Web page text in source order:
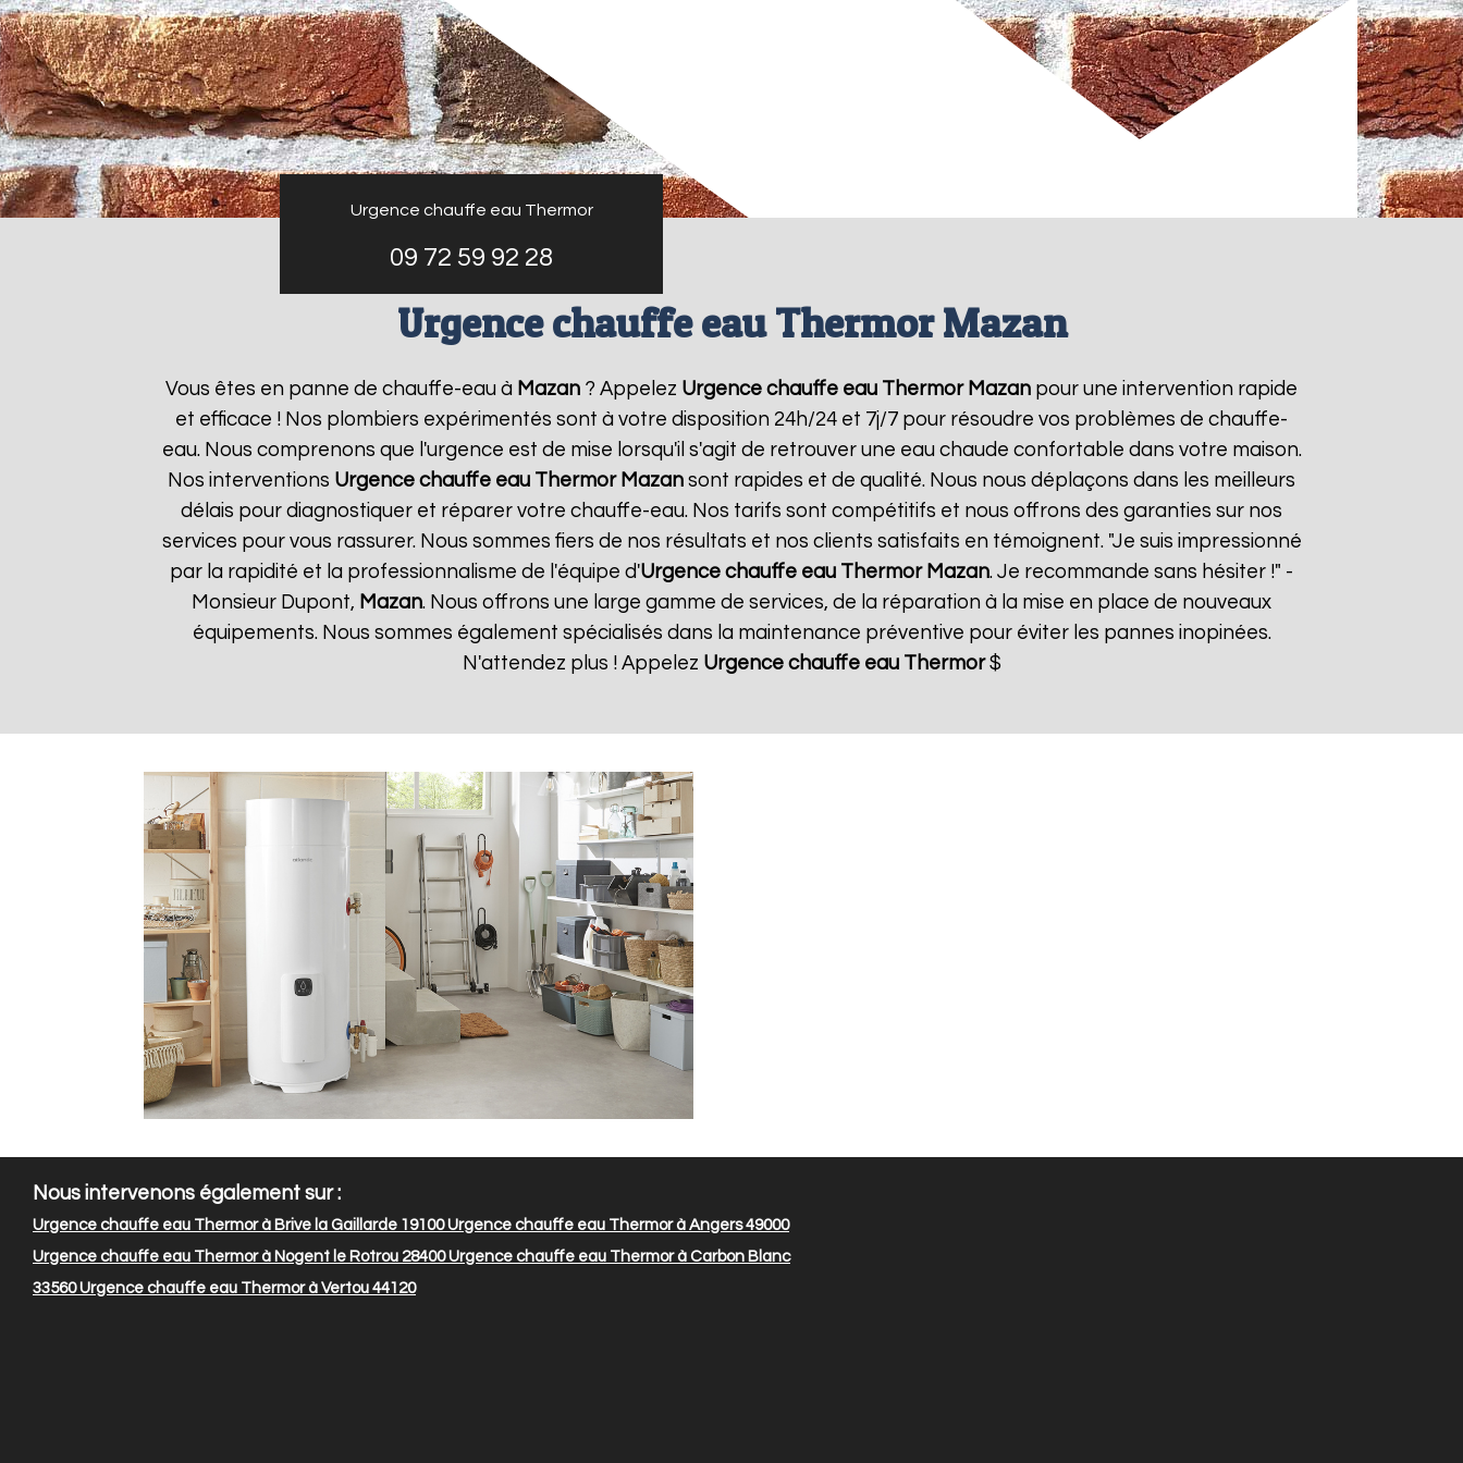
Urgence chauffe eau Thermor
09 72 59 92 28
Urgence chauffe eau Thermor Mazan
Vous êtes en panne de chauffe-eau à Mazan ? Appelez Urgence chauffe eau Thermor Mazan pour une intervention rapide
et efficace ! Nos plombiers expérimentés sont à votre disposition 24h/24 et 7j/7 pour résoudre vos problèmes de chauffe-
eau. Nous comprenons que l'urgence est de mise lorsqu'il s'agit de retrouver une eau chaude confortable dans votre maison.
Nos interventions Urgence chauffe eau Thermor Mazan sont rapides et de qualité. Nous nous déplaçons dans les meilleurs
délais pour diagnostiquer et réparer votre chauffe-eau. Nos tarifs sont compétitifs et nous offrons des garanties sur nos
services pour vous rassurer. Nous sommes fiers de nos résultats et nos clients satisfaits en témoignent. "Je suis impressionné
par la rapidité et la professionnalisme de l'équipe d'Urgence chauffe eau Thermor Mazan. Je recommande sans hésiter !" -
Monsieur Dupont, Mazan. Nous offrons une large gamme de services, de la réparation à la mise en place de nouveaux
équipements. Nous sommes également spécialisés dans la maintenance préventive pour éviter les pannes inopinées.
N'attendez plus ! Appelez Urgence chauffe eau Thermor$
Nous intervenons également sur :
Urgence chauffe eau Thermor à Brive la Gaillarde 19100Urgence chauffe eau Thermor à Angers 49000
Urgence chauffe eau Thermor à Nogent le Rotrou 28400Urgence chauffe eau Thermor à Carbon Blanc
33560Urgence chauffe eau Thermor à Vertou 44120